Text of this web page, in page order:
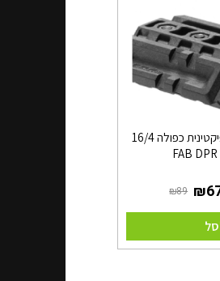
מסילה פיקטינית כפולה 16/4
FAB DPR